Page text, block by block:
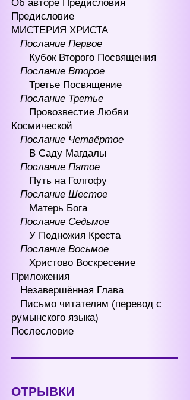
Об авторе Предисловия
Предисловие
МИСТЕРИЯ ХРИСТА
Послание Первое
Кубок Второго Посвящения
Послание Второе
Третье Посвящение
Послание Третье
Провозвестие Любви
Космической
Послание Четвёртое
В Саду Магдалы
Послание Пятое
Путь на Голгофу
Послание Шестое
Матерь Бога
Послание Седьмое
У Подножия Креста
Послание Восьмое
Христово Воскресение
Приложения
Незавершённая Глава
Письмо читателям (перевод с
румынского языка)
Послесловие
ОТРЫВКИ